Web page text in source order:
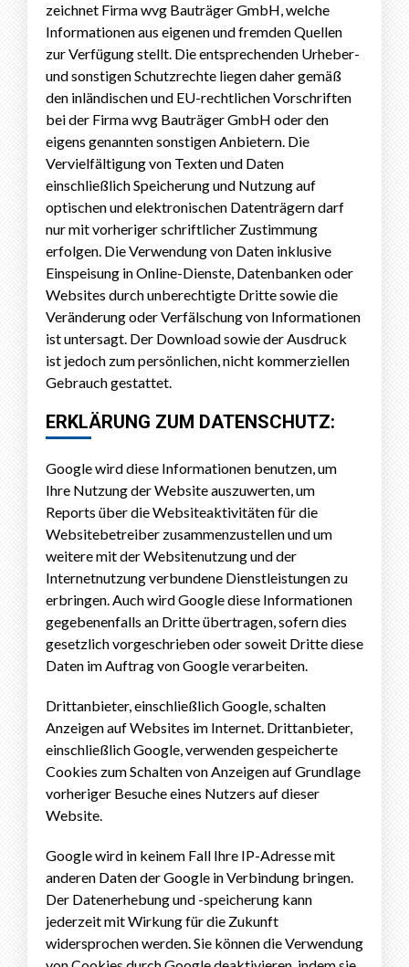
zeichnet Firma wvg Bauträger GmbH, welche
Informationen aus eigenen und fremden Quellen
zur Verfügung stellt. Die entsprechenden Urheber-
und sonstigen Schutzrechte liegen daher gemäß
den inländischen und EU-rechtlichen Vorschriften
bei der Firma wvg Bauträger GmbH oder den
eigens genannten sonstigen Anbietern. Die
Vervielfältigung von Texten und Daten
einschließlich Speicherung und Nutzung auf
optischen und elektronischen Datenträgern darf
nur mit vorheriger schriftlicher Zustimmung
erfolgen. Die Verwendung von Daten inklusive
Einspeisung in Online-Dienste, Datenbanken oder
Websites durch unberechtigte Dritte sowie die
Veränderung oder Verfälschung von Informationen
ist untersagt. Der Download sowie der Ausdruck
ist jedoch zum persönlichen, nicht kommerziellen
Gebrauch gestattet.
ERKLÄRUNG ZUM DATENSCHUTZ:
Google wird diese Informationen benutzen, um
Ihre Nutzung der Website auszuwerten, um
Reports über die Websiteaktivitäten für die
Websitebetreiber zusammenzustellen und um
weitere mit der Websitenutzung und der
Internetnutzung verbundene Dienstleistungen zu
erbringen. Auch wird Google diese Informationen
gegebenenfalls an Dritte übertragen, sofern dies
gesetzlich vorgeschrieben oder soweit Dritte diese
Daten im Auftrag von Google verarbeiten.
Drittanbieter, einschließlich Google, schalten
Anzeigen auf Websites im Internet. Drittanbieter,
einschließlich Google, verwenden gespeicherte
Cookies zum Schalten von Anzeigen auf Grundlage
vorheriger Besuche eines Nutzers auf dieser
Website.
Google wird in keinem Fall Ihre IP-Adresse mit
anderen Daten der Google in Verbindung bringen.
Der Datenerhebung und -speicherung kann
jederzeit mit Wirkung für die Zukunft
widersprochen werden. Sie können die Verwendung